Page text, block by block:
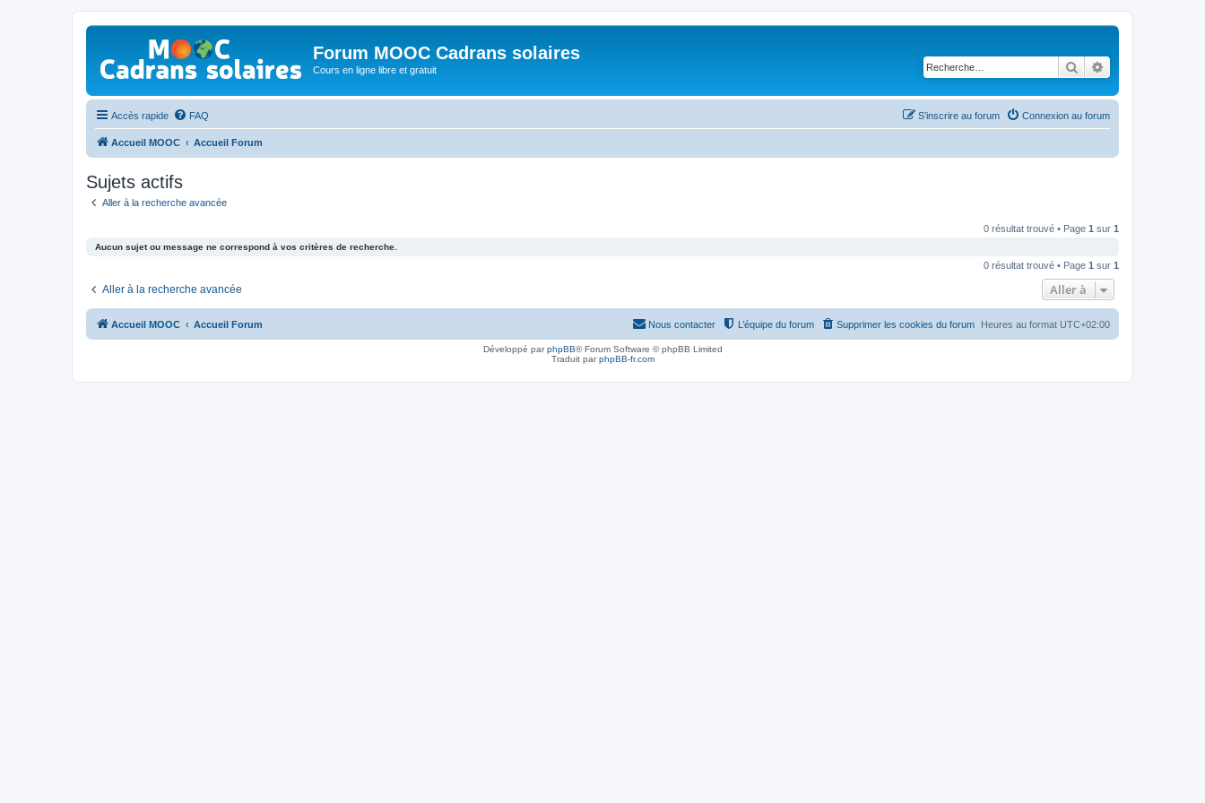
Forum MOOC Cadrans solaires
Cours en ligne libre et gratuit Rechercher
Accès rapide FAQ Connexion au forum
S’inscrire au forum
Accueil MOOC Accueil Forum
Sujets actifs
Aller à la recherche avancée
0 résultat trouvé • Page 1 sur 1
Aucun sujet ou message ne correspond à vos critères de recherche.
0 résultat trouvé • Page 1 sur 1
Aller à la recherche avancée Aller à
Accueil MOOC Accueil Forum Heures au format UTC+02:00
Supprimer les cookies du forum
L’équipe du forum
Nous contacter
Développé parphpBB® Forum Software © phpBB Limited
Traduit parphpBB-fr.com